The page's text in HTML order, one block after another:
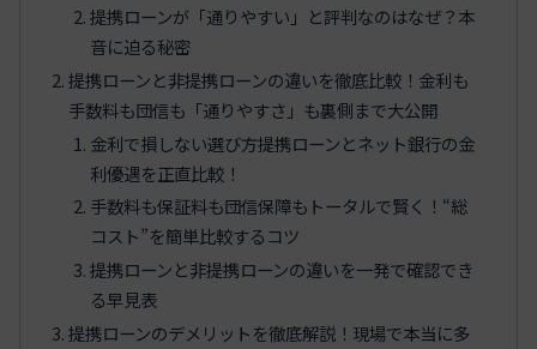
提携ローンが「通りやすい」と評判なのはなぜ？本
音に迫る秘密
提携ローンと非提携ローンの違いを徹底比較！金利も
手数料も団信も「通りやすさ」も裏側まで大公開
金利で損しない選び方提携ローンとネット銀行の金
利優遇を正直比較！
手数料も保証料も団信保障もトータルで賢く！“総
コスト”を簡単比較するコツ
提携ローンと非提携ローンの違いを一発で確認でき
る早見表
提携ローンのデメリットを徹底解説！現場で本当に多